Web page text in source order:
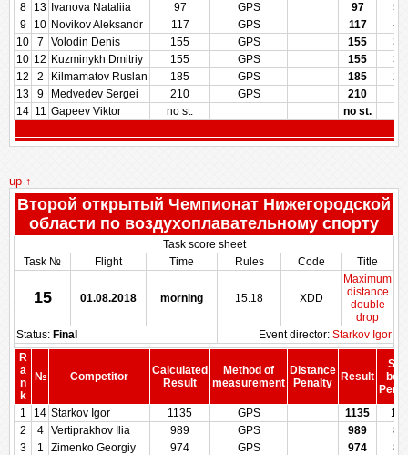
8
13 Ivanova Nataliia 97 GPS 97
9
10 Novikov Aleksandr 117 GPS 117
10
7 Volodin Denis 155 GPS 155
10 12 Kuzminykh Dmitriy 155 GPS 155
12
2 Kilmamatov Ruslan 185 GPS 185
13
9 Medvedev Sergei 210 GPS 210
14 11 Gapeev Viktor no st. no st.
up ↑
Второй открытый Чемпионат Нижегородской
области по воздухоплавательному спорту
Task score sheet
Task №
Flight Time Rules Code Title
15 01.08.2018 morning 15.18 XDD
Maximum
distance
double
drop
Status: Final Event director: Starkov Igor
R
a
n
k
№ Competitor
Calculated
Result
Method of
measurement
Distance
Penalty
Result
1
14 Starkov Igor 1135 GPS 1135
2
4 Vertiprakhov Ilia 989 GPS 989
3
1 Zimenko Georgiy 974 GPS 974